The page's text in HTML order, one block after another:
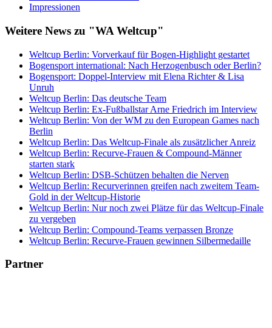
Impressionen
Weitere News zu "WA Weltcup"
Weltcup Berlin: Vorverkauf für Bogen-Highlight gestartet
Bogensport international: Nach Herzogenbusch oder Berlin?
Bogensport: Doppel-Interview mit Elena Richter & Lisa
Unruh
Weltcup Berlin: Das deutsche Team
Weltcup Berlin: Ex-Fußballstar Arne Friedrich im Interview
Weltcup Berlin: Von der WM zu den European Games nach
Berlin
Weltcup Berlin: Das Weltcup-Finale als zusätzlicher Anreiz
Weltcup Berlin: Recurve-Frauen & Compound-Männer
starten stark
Weltcup Berlin: DSB-Schützen behalten die Nerven
Weltcup Berlin: Recurverinnen greifen nach zweitem Team-
Gold in der Weltcup-Historie
Weltcup Berlin: Nur noch zwei Plätze für das Weltcup-Finale
zu vergeben
Weltcup Berlin: Compound-Teams verpassen Bronze
Weltcup Berlin: Recurve-Frauen gewinnen Silbermedaille
Partner